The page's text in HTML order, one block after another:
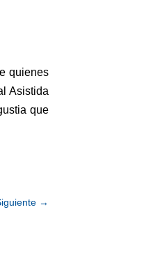
quienes
Asistida
que
→